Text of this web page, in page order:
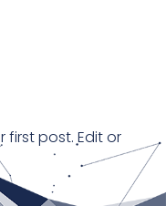
first post. Edit or